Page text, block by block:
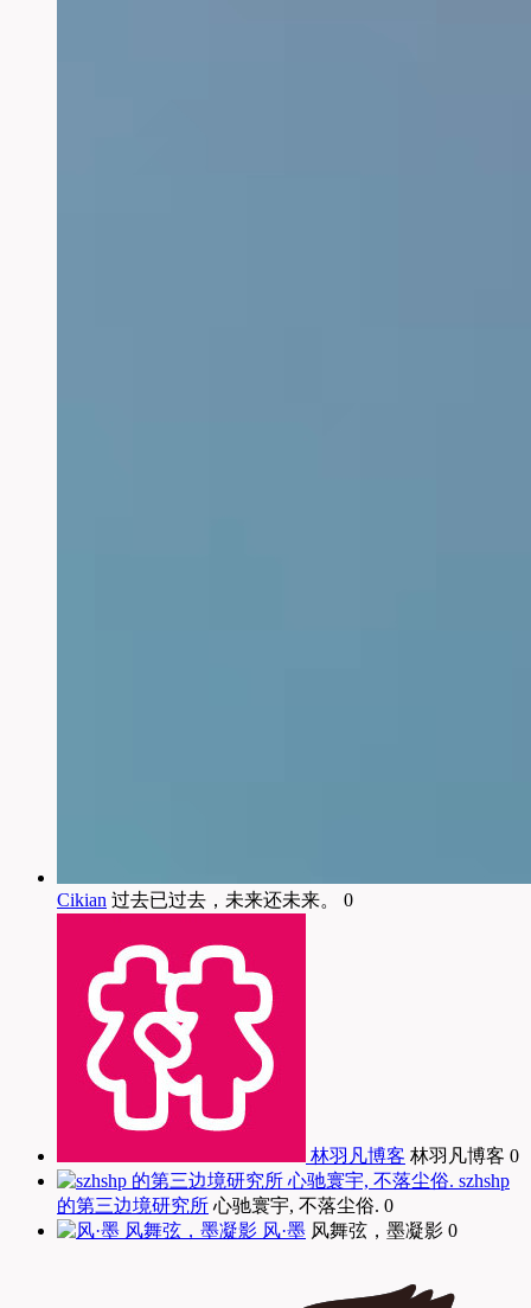
Cikian 过去已过去，未来还未来。 0
林羽凡博客 林羽凡博客 0
szhshp
的第三边境研究所 心驰寰宇, 不落尘俗. 0
风·墨 风舞弦，墨凝影 0